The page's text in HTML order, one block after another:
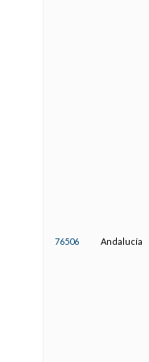
76506 Andalucía